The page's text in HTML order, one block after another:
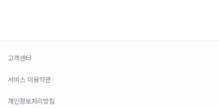
고객센터
서비스 이용약관
개인정보처리방침